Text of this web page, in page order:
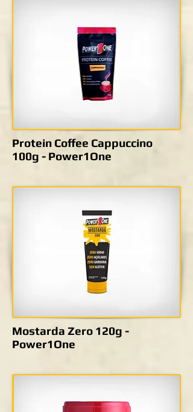
Protein Coffee Cappuccino
100g - Power1One
Mostarda Zero 120g -
Power1One